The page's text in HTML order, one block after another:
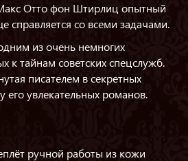
Отто фон Штирлиц опытный
справляется со всеми задачами.
из очень немногих
к тайнам советских спецслужб.
писателем в секретных
его увлекательных романов.
ручной работы из кожи